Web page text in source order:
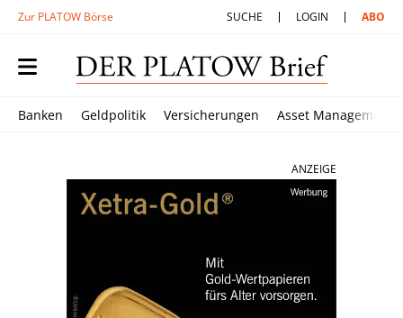
Zur PLATOW Börse SUCHE LOGIN ABO
Banken Geldpolitik Versicherungen Asset Management
ANZEIGE